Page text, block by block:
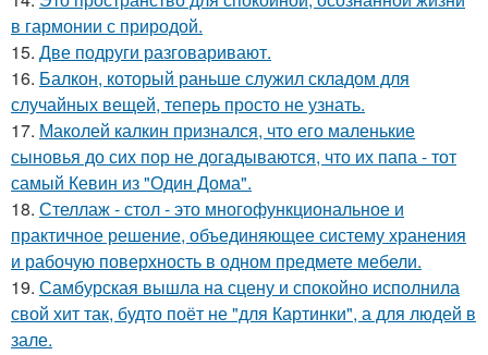
в гармонии с природой.
15. Две подруги разговаривают.
16. Балкон, который раньше служил складом для
случайных вещей, теперь просто не узнать.
17. Маколей калкин признался, что его маленькие
сыновья до сих пор не догадываются, что их папа - тот
самый Кевин из "Один Дома".
18. Стеллаж - стол - это многофункциональное и
практичное решение, объединяющее систему хранения
и рабочую поверхность в одном предмете мебели.
19. Самбурская вышла на сцену и спокойно исполнила
свой хит так, будто поёт не "для Картинки", а для людей в
зале.